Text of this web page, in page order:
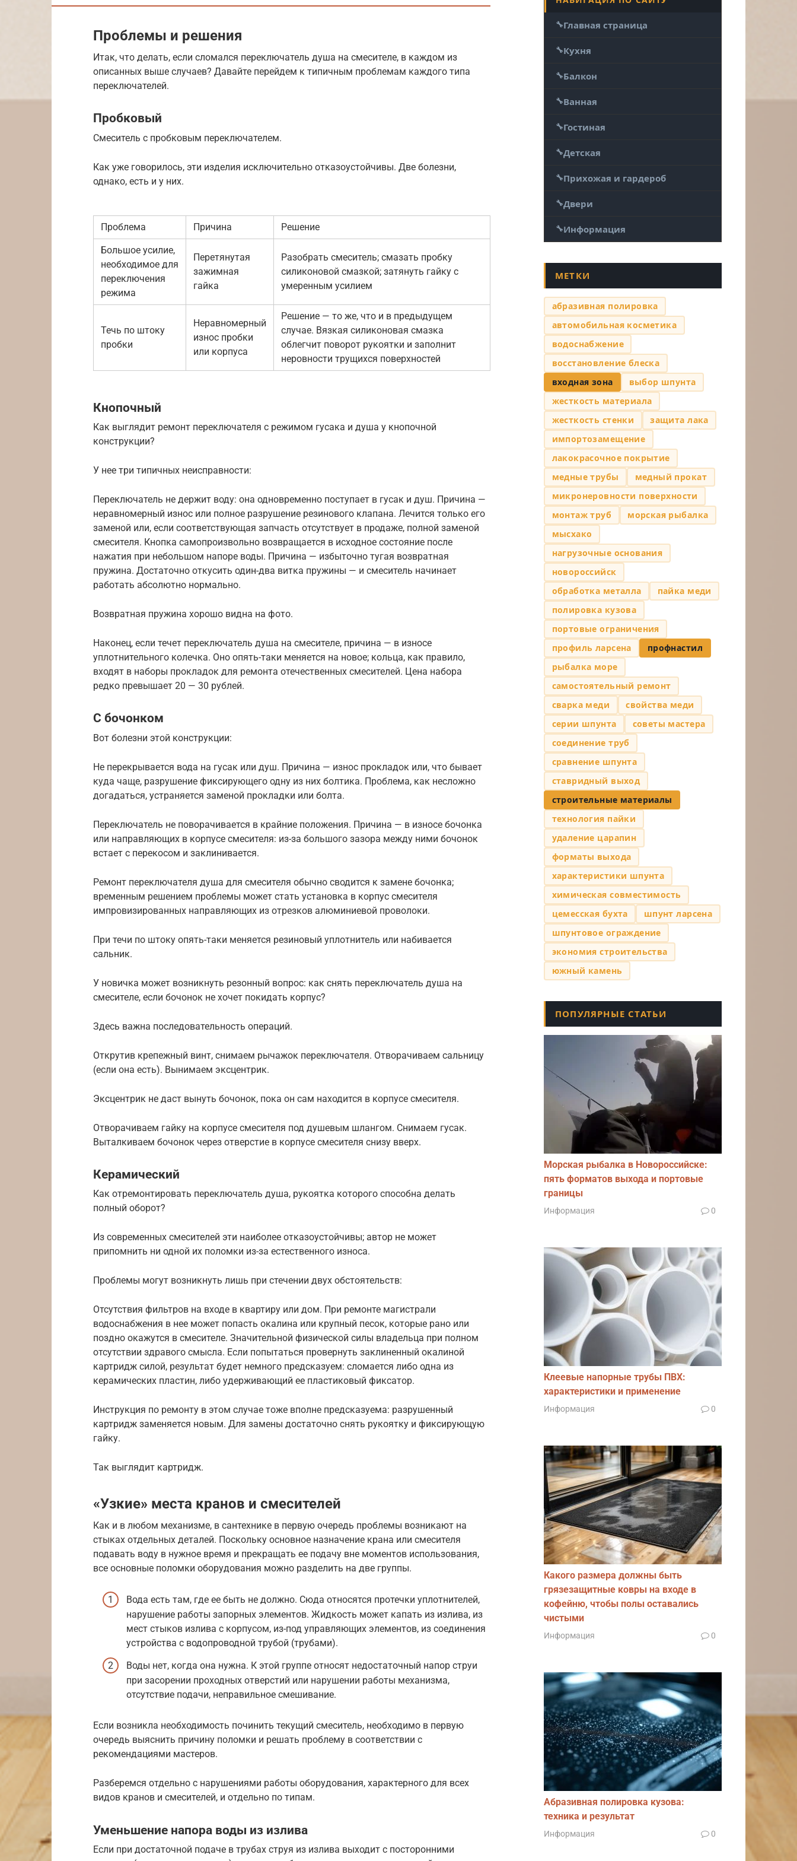
Проблемы и решения
Итак, что делать, если сломался переключатель душа на смесителе, в каждом из
описанных выше случаев? Давайте перейдем к типичным проблемам каждого типа
переключателей.
Пробковый
Смеситель с пробковым переключателем.
Как уже говорилось, эти изделия исключительно отказоустойчивы. Две болезни,
однако, есть и у них.
Проблема Причина Решение
Большое усилие,
необходимое для
переключения
режима
Перетянутая
зажимная
гайка
Разобрать смеситель; смазать пробку
силиконовой смазкой; затянуть гайку с
умеренным усилием
Течь по штоку
пробки
Неравномерный
износ пробки
или корпуса
Решение — то же, что и в предыдущем
случае. Вязкая силиконовая смазка
облегчит поворот рукоятки и заполнит
неровности трущихся поверхностей
Кнопочный
Как выглядит ремонт переключателя с режимом гусака и душа у кнопочной
конструкции?
У нее три типичных неисправности:
Переключатель не держит воду: она одновременно поступает в гусак и душ. Причина —
неравномерный износ или полное разрушение резинового клапана. Лечится только его
заменой или, если соответствующая запчасть отсутствует в продаже, полной заменой
смесителя. Кнопка самопроизвольно возвращается в исходное состояние после
нажатия при небольшом напоре воды. Причина — избыточно тугая возвратная
пружина. Достаточно откусить один-два витка пружины — и смеситель начинает
работать абсолютно нормально.
Возвратная пружина хорошо видна на фото.
Наконец, если течет переключатель душа на смесителе, причина — в износе
уплотнительного колечка. Оно опять-таки меняется на новое; кольца, как правило,
входят в наборы прокладок для ремонта отечественных смесителей. Цена набора
редко превышает 20 — 30 рублей.
С бочонком
Вот болезни этой конструкции:
Не перекрывается вода на гусак или душ. Причина — износ прокладок или, что бывает
куда чаще, разрушение фиксирующего одну из них болтика. Проблема, как несложно
догадаться, устраняется заменой прокладки или болта.
Переключатель не поворачивается в крайние положения. Причина — в износе бочонка
или направляющих в корпусе смесителя: из-за большого зазора между ними бочонок
встает с перекосом и заклинивается.
Ремонт переключателя душа для смесителя обычно сводится к замене бочонка;
временным решением проблемы может стать установка в корпус смесителя
импровизированных направляющих из отрезков алюминиевой проволоки.
При течи по штоку опять-таки меняется резиновый уплотнитель или набивается
сальник.
У новичка может возникнуть резонный вопрос: как снять переключатель душа на
смесителе, если бочонок не хочет покидать корпус?
Здесь важна последовательность операций.
Открутив крепежный винт, снимаем рычажок переключателя. Отворачиваем сальницу
(если она есть). Вынимаем эксцентрик.
Эксцентрик не даст вынуть бочонок, пока он сам находится в корпусе смесителя.
Отворачиваем гайку на корпусе смесителя под душевым шлангом. Снимаем гусак.
Выталкиваем бочонок через отверстие в корпусе смесителя снизу вверх.
Керамический
Как отремонтировать переключатель душа, рукоятка которого способна делать
полный оборот?
Из современных смесителей эти наиболее отказоустойчивы; автор не может
припомнить ни одной их поломки из-за естественного износа.
Проблемы могут возникнуть лишь при стечении двух обстоятельств:
Отсутствия фильтров на входе в квартиру или дом. При ремонте магистрали
водоснабжения в нее может попасть окалина или крупный песок, которые рано или
поздно окажутся в смесителе. Значительной физической силы владельца при полном
отсутствии здравого смысла. Если попытаться провернуть заклиненный окалиной
картридж силой, результат будет немного предсказуем: сломается либо одна из
керамических пластин, либо удерживающий ее пластиковый фиксатор.
Инструкция по ремонту в этом случае тоже вполне предсказуема: разрушенный
картридж заменяется новым. Для замены достаточно снять рукоятку и фиксирующую
гайку.
Так выглядит картридж.
«Узкие» места кранов и смесителей
Как и в любом механизме, в сантехнике в первую очередь проблемы возникают на
стыках отдельных деталей. Поскольку основное назначение крана или смесителя
подавать воду в нужное время и прекращать ее подачу вне моментов использования,
все основные поломки оборудования можно разделить на две группы.
Вода есть там, где ее быть не должно. Сюда относятся протечки уплотнителей,
нарушение работы запорных элементов. Жидкость может капать из излива, из
мест стыков излива с корпусом, из-под управляющих элементов, из соединения
устройства с водопроводной трубой (трубами).
Воды нет, когда она нужна. К этой группе относят недостаточный напор струи
при засорении проходных отверстий или нарушении работы механизма,
отсутствие подачи, неправильное смешивание.
Если возникла необходимость починить текущий смеситель, необходимо в первую
очередь выяснить причину поломки и решать проблему в соответствии с
рекомендациями мастеров.
Разберемся отдельно с нарушениями работы оборудования, характерного для всех
видов кранов и смесителей, и отдельно по типам.
Уменьшение напора воды из излива
Если при достаточной подаче в трубах струя из излива выходит с посторонними
Главная страница
Кухня
Балкон
Ванная
Гостиная
Детская
Прихожая и гардероб
Двери
Информация
МЕТКИ
абразивная полировка
автомобильная косметика
водоснабжение
восстановление блеска
входная зона
выбор шпунта
жесткость материала
жесткость стенки
защита лака
импортозамещение
лакокрасочное покрытие
медные трубы
медный прокат
микронеровности поверхности
монтаж труб
морская рыбалка
мысхако
нагрузочные основания
новороссийск
обработка металла
пайка меди
полировка кузова
портовые ограничения
профиль ларсена
профнастил
рыбалка море
самостоятельный ремонт
сварка меди
свойства меди
серии шпунта
советы мастера
соединение труб
сравнение шпунта
ставридный выход
строительные материалы
технология пайки
удаление царапин
форматы выхода
характеристики шпунта
химическая совместимость
цемесская бухта
шпунт ларсена
шпунтовое ограждение
экономия строительства
южный камень
ПОПУЛЯРНЫЕ СТАТЬИ
Морская рыбалка в Новороссийске:
пять форматов выхода и портовые
границы
Информация 0
Клеевые напорные трубы ПВХ:
характеристики и применение
Информация 0
Какого размера должны быть
грязезащитные ковры на входе в
кофейню, чтобы полы оставались
чистыми
Информация 0
Абразивная полировка кузова:
техника и результат
Информация 0